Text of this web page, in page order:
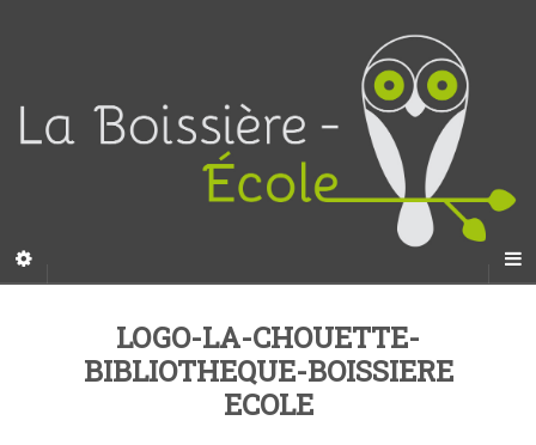
LOGO-LA-CHOUETTE-
BIBLIOTHEQUE-BOISSIERE
ECOLE